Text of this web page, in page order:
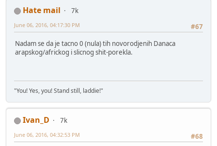
Hate mail
7k
#67
June 06, 2016, 04:17:30 PM
Nadam se da je tacno 0 (nula) tih novorodjenih Danaca
arapskog/africkog i slicnog shit-porekla.
"You! Yes, you! Stand still, laddie!"
Ivan_D
7k
#68
June 06, 2016, 04:32:53 PM